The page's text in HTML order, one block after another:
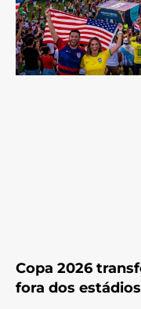
Copa 2026
fora dos estádios